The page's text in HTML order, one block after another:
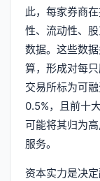
此，每家券商
性、流动性、
数据。这些数
算，形成对每
交易所标为可
0.5%，且前十
可能将其归为
服务。
资本实力是决